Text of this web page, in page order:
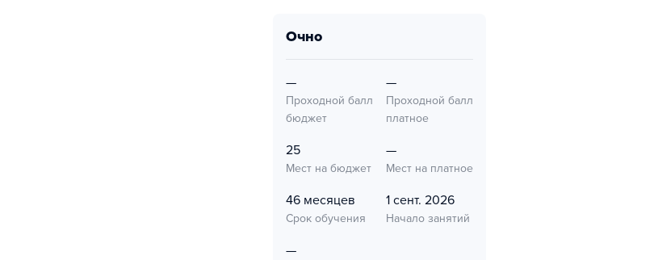
очно
—
Проходной балл
бюджет
—
Проходной балл
платное
25
Мест на бюджет
—
Мест на платное
46 месяцев
Срок обучения
1 сент. 2026
Начало занятий
—